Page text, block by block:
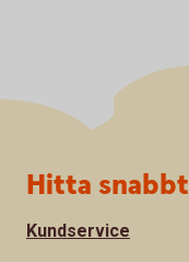
Sidfot
Hitta snabbt
Kundservice